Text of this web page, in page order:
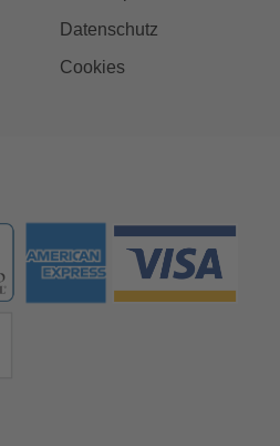
Datenschutz
Cookies